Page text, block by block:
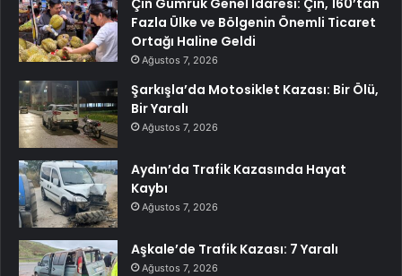
Çin Gümrük Genel İdaresi: Çin, 160’tan
Fazla Ülke ve Bölgenin Önemli Ticaret
Ortağı Haline Geldi
Ağustos 7, 2026
Şarkışla’da Motosiklet Kazası: Bir Ölü,
Bir Yaralı
Ağustos 7, 2026
Aydın’da Trafik Kazasında Hayat
Kaybı
Ağustos 7, 2026
Aşkale’de Trafik Kazası: 7 Yaralı
Ağustos 7, 2026